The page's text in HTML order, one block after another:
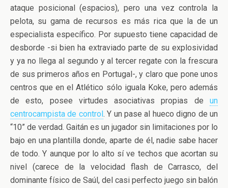
ataque posicional (espacios), pero una vez controla la
pelota, su gama de recursos es más rica que la de un
especialista específico. Por supuesto tiene capacidad de
desborde -si bien ha extraviado parte de su explosividad
y ya no llega al segundo y al tercer regate con la frescura
de sus primeros años en Portugal-, y claro que pone unos
centros que en el Atlético sólo iguala Koke, pero además
de esto, posee virtudes asociativas propias de un
centrocampista de control. Y un pase al hueco digno de un
“10” de verdad. Gaitán es un jugador sin limitaciones por lo
bajo en una plantilla donde, aparte de él, nadie sabe hacer
de todo. Y aunque por lo alto sí ve techos que acortan su
nivel (carece de la velocidad flash de Carrasco, del
dominante físico de Saúl, del casi perfecto juego sin balón